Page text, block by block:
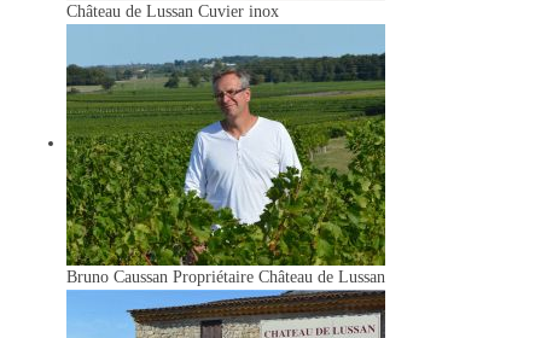
Château de Lussan Cuvier inox
Bruno Caussan Propriétaire Château de Lussan